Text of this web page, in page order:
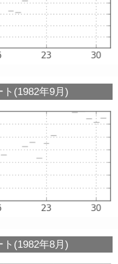
(1982年9月)
(1982年8月)